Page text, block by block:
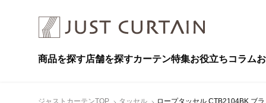
商品を探す店舗を探すカーテン特集お役立ちコラム
ジャストカーテンTOP タッセル ロープタッセル CTB2104BK ブ